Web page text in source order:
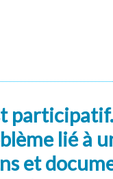
lié à
et